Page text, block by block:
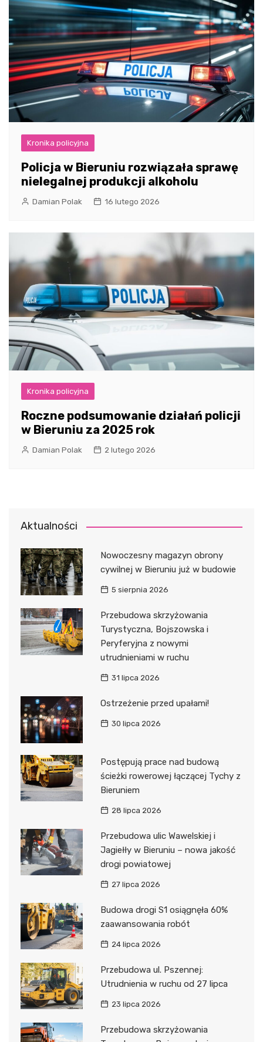
Kronika policyjna
Policja w Bieruniu rozwiązała sprawę
nielegalnej produkcji alkoholu
Damian Polak 16 lutego 2026
Kronika policyjna
Roczne podsumowanie działań policji
w Bieruniu za 2025 rok
Damian Polak 2 lutego 2026
Aktualności
Nowoczesny magazyn obrony
cywilnej w Bieruniu już w budowie
5 sierpnia 2026
Przebudowa skrzyżowania
Turystyczna, Bojszowska i
Peryferyjna z nowymi
utrudnieniami w ruchu
31 lipca 2026
Ostrzeżenie przed upałami!
30 lipca 2026
Postępują prace nad budową
ścieżki rowerowej łączącej Tychy z
Bieruniem
28 lipca 2026
Przebudowa ulic Wawelskiej i
Jagiełły w Bieruniu – nowa jakość
drogi powiatowej
27 lipca 2026
Budowa drogi S1 osiągnęła 60%
zaawansowania robót
24 lipca 2026
Przebudowa ul. Pszennej:
Utrudnienia w ruchu od 27 lipca
23 lipca 2026
Przebudowa skrzyżowania